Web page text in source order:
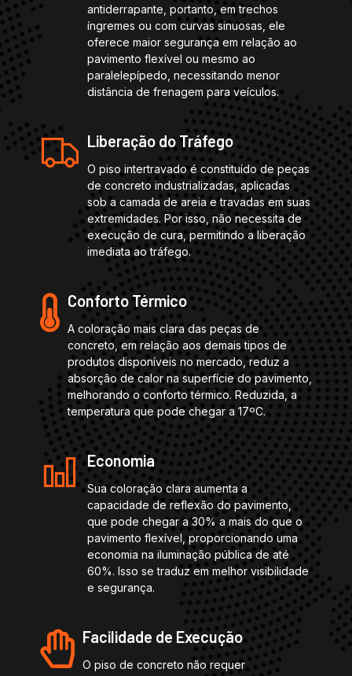
antiderrapante, portanto, em trechos
íngremes ou com curvas sinuosas, ele
oferece maior segurança em relação ao
pavimento flexível ou mesmo ao
paralelepípedo, necessitando menor
distância de frenagem para veículos.
Liberação do Tráfego
O piso intertravado é constituído de peças
de concreto industrializadas, aplicadas
sob a camada de areia e travadas em suas
extremidades. Por isso, não necessita de
execução de cura, permitindo a liberação
imediata ao tráfego.
Conforto Térmico
A coloração mais clara das peças de
concreto, em relação aos demais tipos de
produtos disponíveis no mercado, reduz a
absorção de calor na superfície do pavimento,
melhorando o conforto térmico. Reduzida, a
temperatura que pode chegar a 17ºC.
Economia
Sua coloração clara aumenta a
capacidade de reflexão do pavimento,
que pode chegar a 30% a mais do que o
pavimento flexível, proporcionando uma
economia na iluminação pública de até
60%. Isso se traduz em melhor visibilidade
e segurança.
Facilidade de Execução
O piso de concreto não requer